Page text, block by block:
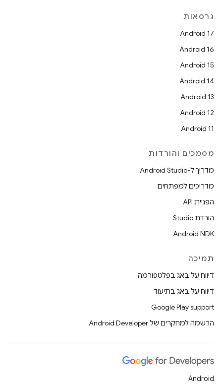
גרסאות
Android 17
Android 16
Android 15
Android 14
Android 13
Android 12
Android 11
מסמכים והורדות
מדריך ל-Android Studio
מדריכים למפתחים
הפניית API
הורדת Studio
Android NDK
תמיכה
דיווח על באג בפלטפורמה
דיווח על באג בתיעוד
Google Play support
הרשמה למחקרים של Android Developer
Android